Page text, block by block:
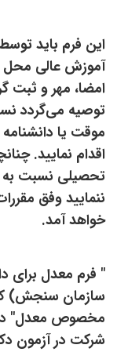
این فرم باید
آموزش عالی محل
امضا، مهر و ثبت
توصیه می‌گردد
موقت یا
اقدام نمایید.
تحصیلی نسبت به
ننمایید وفق
خواهد آمد.
" فرم معدل برای
سازمان سنجش) که
شرکت در آزمون